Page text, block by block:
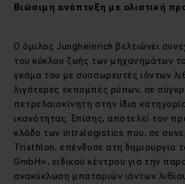
Βιώσιμη ανάπτυξη με ολιστική
Ο όμιλος Jungheinrich βελτιώνει
του κύκλου ζωής των μηχανημάτων
γκάμα του με συσσωρευτές ιόντων
λιγότερες εκπομπές ρύπων, σε
πετρελαιοκίνητη στην ίδια
ικανότητας. Επίσης, αποτελεί τον
κλάδο των intralogistics που, σε
Triathlon, επένδυσε στη δημιουργία
GmbH», ειδικού κέντρου για την
ανακύκλωση μπαταριών ιόντων